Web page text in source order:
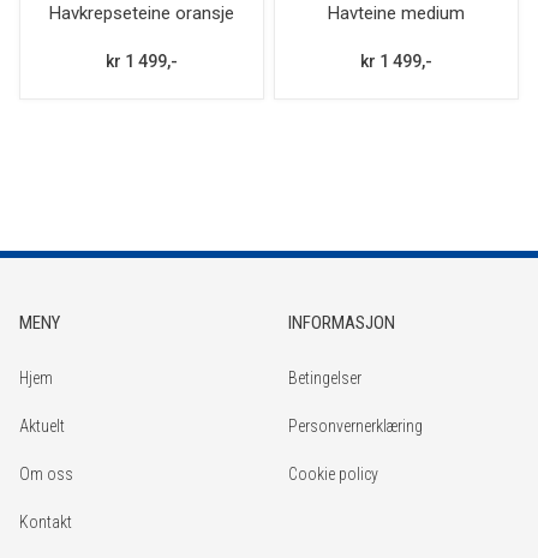
Havkrepseteine oransje
kr 1 499,-
Havteine medium
kr 1 499,-
MENY
Hjem
Aktuelt
Om oss
Kontakt
INFORMASJON
Betingelser
Personvernerklæring
Cookie policy